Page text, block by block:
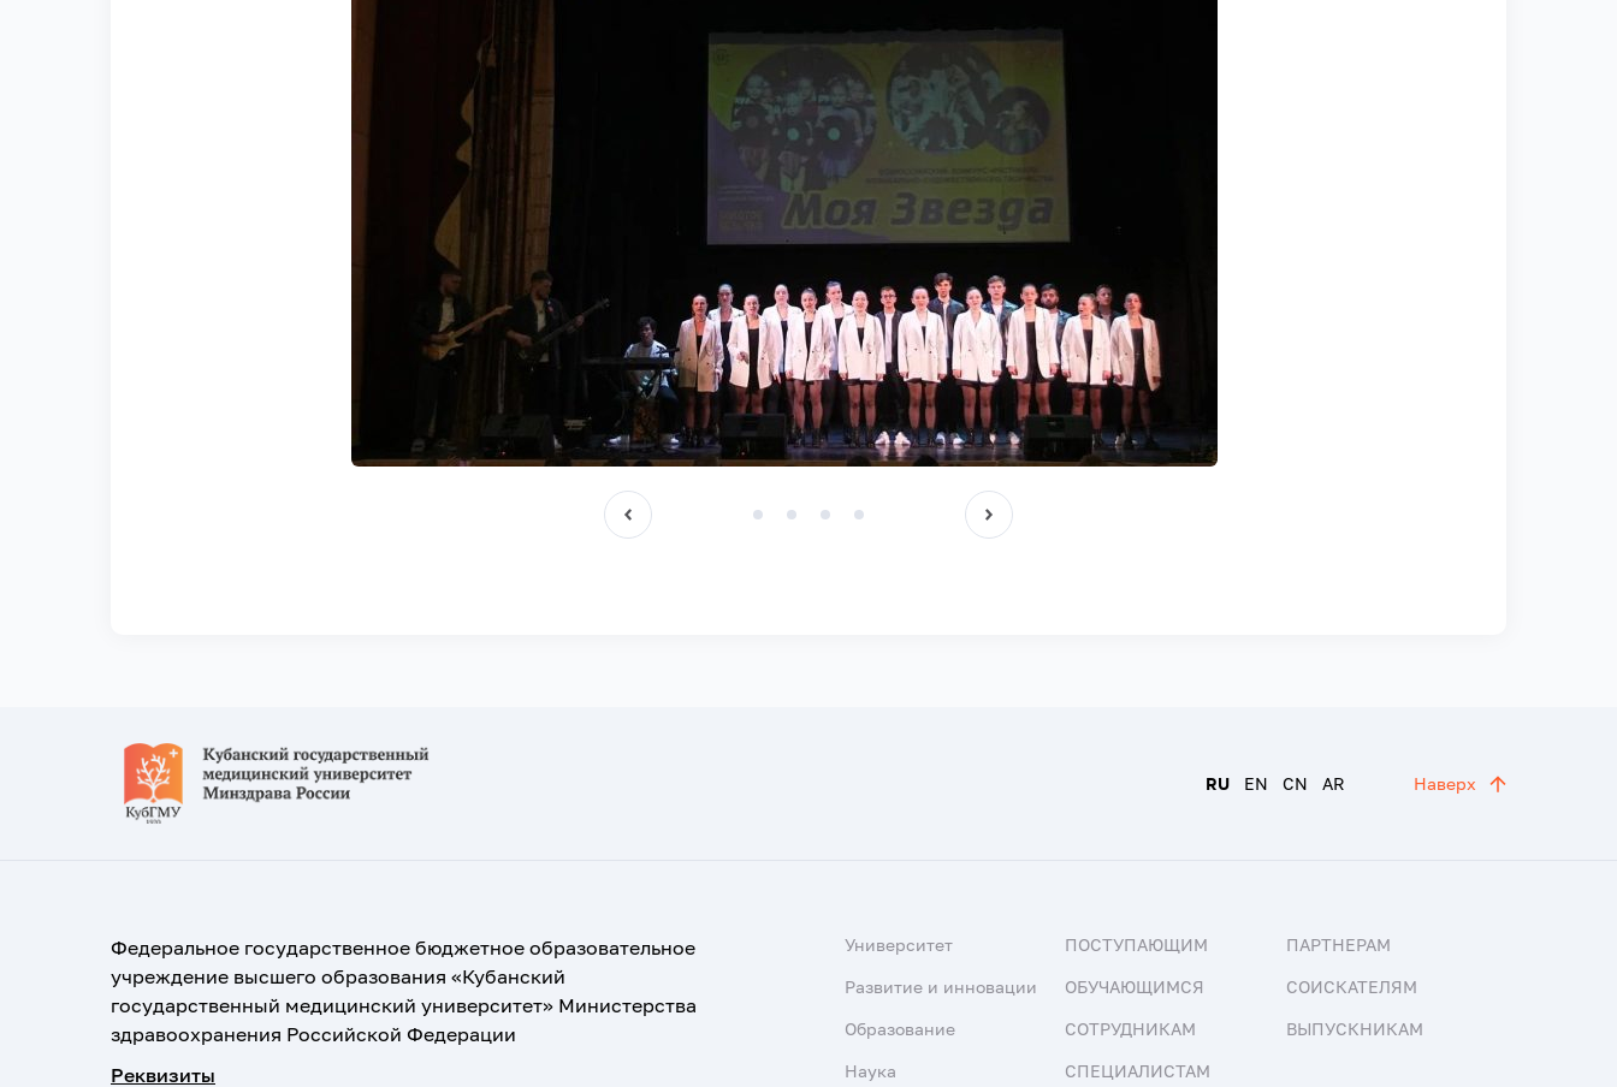
RU EN CN AR Наверх
Федеральное государственное бюджетное образовательное
учреждение высшего образования «Кубанский
государственный медицинский университет» Министерства
здравоохранения Российской Федерации
Реквизиты
Университет
Развитие и инновации
Образование
Наука
ПОСТУПАЮЩИМ
ОБУЧАЮЩИМСЯ
СОТРУДНИКАМ
СПЕЦИАЛИСТАМ
ПАРТНЕРАМ
СОИСКАТЕЛЯМ
ВЫПУСКНИКАМ